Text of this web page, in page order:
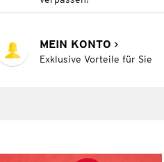
MEIN KONTO
Exklusive Vorteile für Sie